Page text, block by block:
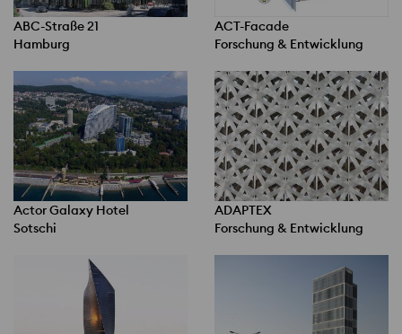
ABC-Straße 21
Hamburg
ACT-Facade
Forschung & Entwicklung
Actor Galaxy Hotel
Sotschi
ADAPTEX
Forschung & Entwicklung